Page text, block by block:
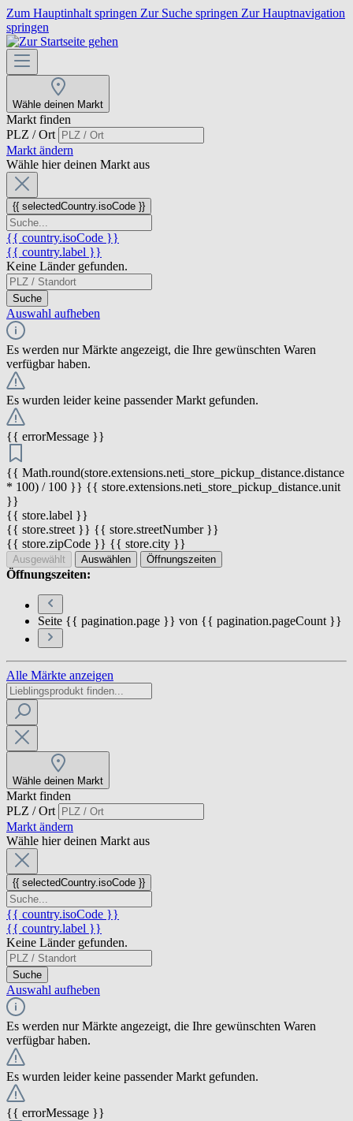
Zum Hauptinhalt springen Zur Suche springen Zur Hauptnavigation
springen
Wähle deinen Markt
Markt finden
PLZ / Ort
Markt ändern
Wähle hier deinen Markt aus
{{ selectedCountry.isoCode }}
{{ country.isoCode }}
{{ country.label }}
Keine Länder gefunden.
Suche
Auswahl aufheben
Es werden nur Märkte angezeigt, die Ihre gewünschten Waren
verfügbar haben.
Es wurden leider keine passender Markt gefunden.
{{ errorMessage }}
{{ Math.round(store.extensions.neti_store_pickup_distance.distance
* 100) / 100 }} {{ store.extensions.neti_store_pickup_distance.unit
}}
{{ store.label }}
{{ store.street }} {{ store.streetNumber }}
{{ store.zipCode }} {{ store.city }}
Ausgewählt Auswählen Öffnungszeiten
Öffnungszeiten:
Seite {{ pagination.page }} von {{ pagination.pageCount }}
Alle Märkte anzeigen
Wähle deinen Markt
Markt finden
PLZ / Ort
Markt ändern
Wähle hier deinen Markt aus
{{ selectedCountry.isoCode }}
{{ country.isoCode }}
{{ country.label }}
Keine Länder gefunden.
Suche
Auswahl aufheben
Es werden nur Märkte angezeigt, die Ihre gewünschten Waren
verfügbar haben.
Es wurden leider keine passender Markt gefunden.
{{ errorMessage }}